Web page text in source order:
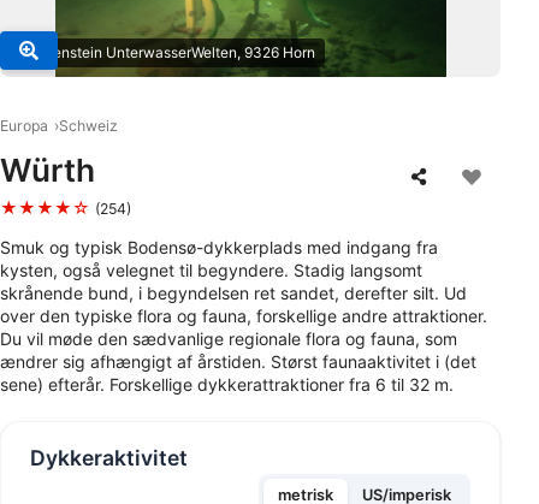
© Tiefenstein UnterwasserWelten, 9326 Horn
Europa Schweiz
Würth
★★★★☆ (254)
Smuk og typisk Bodensø-dykkerplads med indgang fra
kysten, også velegnet til begyndere. Stadig langsomt
skrånende bund, i begyndelsen ret sandet, derefter silt. Ud
over den typiske flora og fauna, forskellige andre attraktioner.
Du vil møde den sædvanlige regionale flora og fauna, som
ændrer sig afhængigt af årstiden. Størst faunaaktivitet i (det
sene) efterår. Forskellige dykkerattraktioner fra 6 til 32 m.
Dykkeraktivitet
metrisk US/imperisk